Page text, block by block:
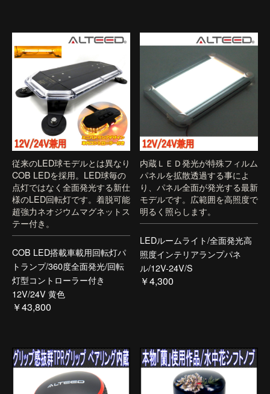
従来のLED球モデルとは異なり
COB LEDを採用。LED球毎の
点灯ではなく全面発光する新仕
様のLED回転灯です。着脱可能
超強力ネオジウムマグネットス
テー付き。
COB LED搭載車載用回転灯パ
トランプ/360度全面発光/回転
灯型コントローラー付き
12V/24V 黄色
￥43,800
内蔵ＬＥＤ発光が特殊フィルム
パネルを拡散透過する事によ
り、パネル全面が発光する最新
モデルです。広範囲を高照度で
明るく照らします。
LEDルームライト/全面発光高
照度インテリアランプパネ
ル/12V-24V/S
￥4,300